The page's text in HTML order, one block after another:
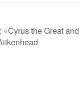
the Great and